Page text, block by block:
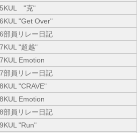
"克"
"Get Over"
部員リレー日記
"超越"
Emotion
部員リレー日記
"CRAVE"
Emotion
部員リレー日記
"Run"